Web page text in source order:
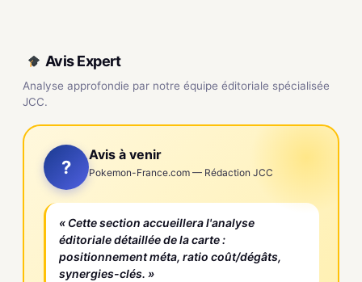
Avis Expert
Analyse approfondie par notre équipe éditoriale spécialisée
JCC.
?
Avis à venir
Pokemon-France.com — Rédaction JCC
« Cette section accueillera l'analyse
éditoriale détaillée de la carte :
positionnement méta, ratio coût/dégâts,
synergies-clés. »